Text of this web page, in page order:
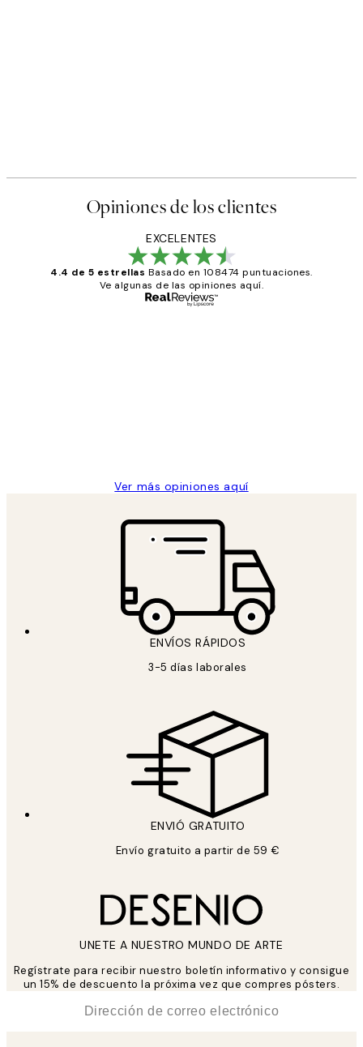
Opiniones de los clientes
EXCELENTES
4.4 de 5 estrellas Basado en 108474 puntuaciones.
Ve algunas de las opiniones aquí.
Ver más opiniones aquí
ENVÍOS RÁPIDOS
3-5 días laborales
ENVIÓ GRATUITO
Envío gratuito a partir de 59 €
UNETE A NUESTRO MUNDO DE ARTE
Regístrate para recibir nuestro boletín informativo y consigue
un 15% de descuento la próxima vez que compres pósters.